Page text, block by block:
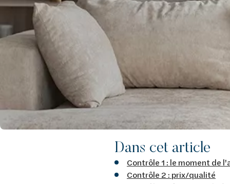
Dans cet article
Contrôle 1 : le moment de
Contrôle 2 : prix/qualité